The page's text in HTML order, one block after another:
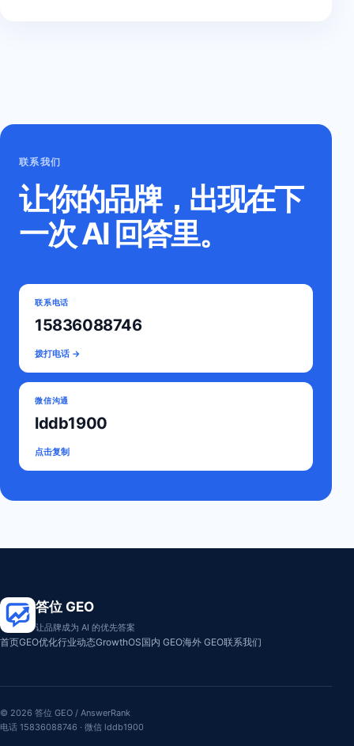
联系我们
让你的品牌，出现在下
一次 AI 回答里。
联系电话
15836088746
拨打电话 →
微信沟通
lddb1900
点击复制
答位 GEO
让品牌成为 AI 的优先答案
首页GEO优化行业动态GrowthOS国内 GEO海外 GEO联系我们
© 2026 答位 GEO / AnswerRank
电话 15836088746 · 微信 lddb1900